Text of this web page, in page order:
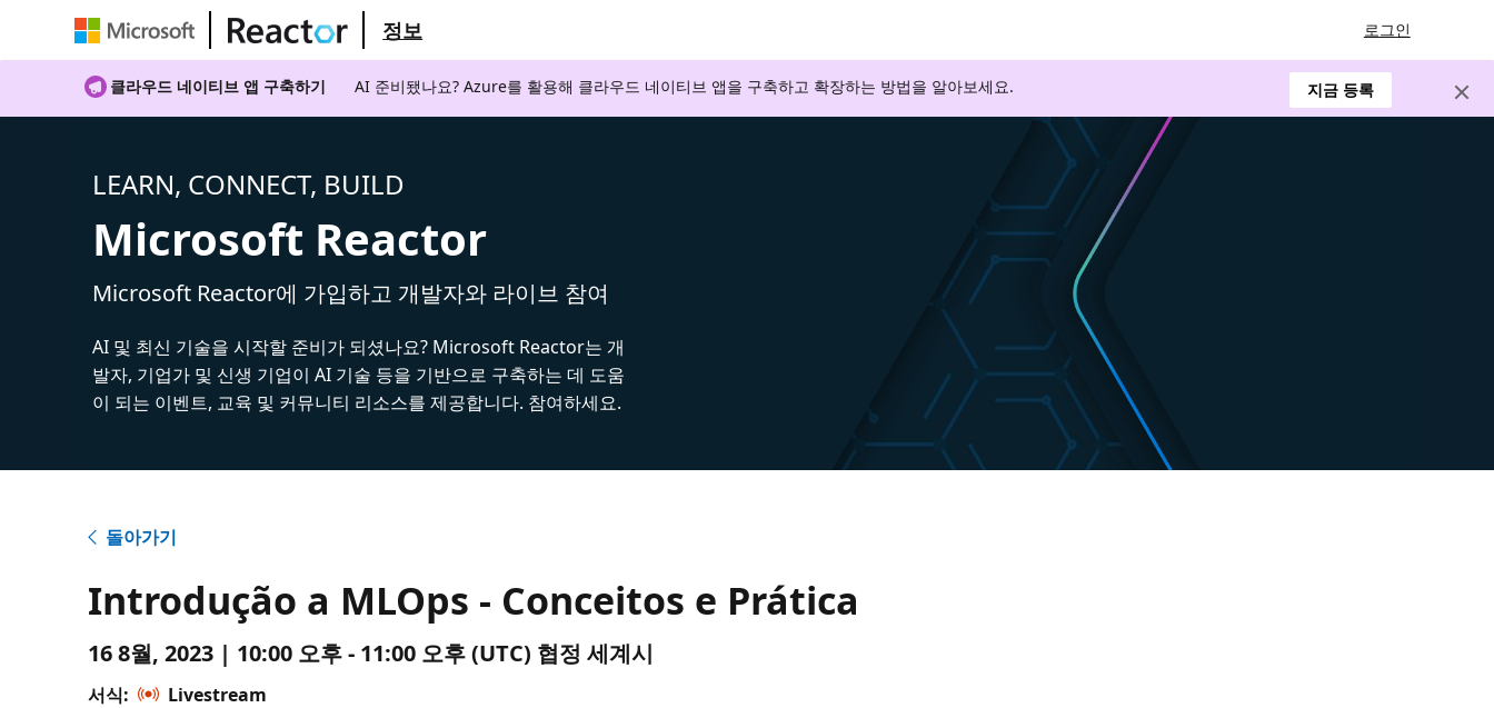
정보 로그인
클라우드 네이티브 앱 구축하기 AI 준비됐나요? Azure를 활용해 클라우드 네이티브 앱을 구축하고 확장하는 방법을 알아보세요. 지금 등록
LEARN, CONNECT, BUILD
Microsoft Reactor
Microsoft Reactor에 가입하고 개발자와 라이브 참여
AI 및 최신 기술을 시작할 준비가 되셨나요? Microsoft Reactor는 개
발자, 기업가 및 신생 기업이 AI 기술 등을 기반으로 구축하는 데 도움
이 되는 이벤트, 교육 및 커뮤니티 리소스를 제공합니다. 참여하세요.
돌아가기
Introdução a MLOps - Conceitos e Prática
16 8월, 2023 | 10:00 오후 - 11:00 오후 (UTC) 협정 세계시
서식:
Livestream